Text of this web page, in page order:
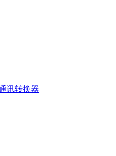
讯转换器